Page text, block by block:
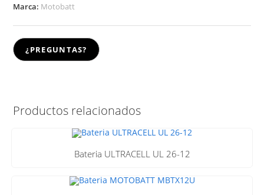
Marca: Motobatt
Productos relacionados
Bateria ULTRACELL UL 26-12